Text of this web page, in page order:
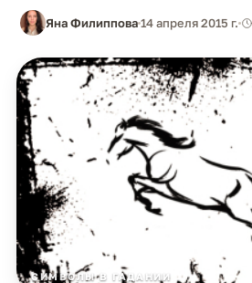
Яна Филиппова14 апреля 2015 г.
СИМВОЛЫ В ГАДАНИИ